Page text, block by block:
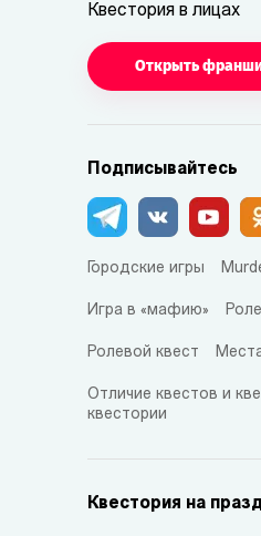
Квестория в лицах
Открыть
Подписывайтесь
Городские игры
Игра в «мафию»
Ролевой квест
Отличие квестов и
квестории
Квестория на